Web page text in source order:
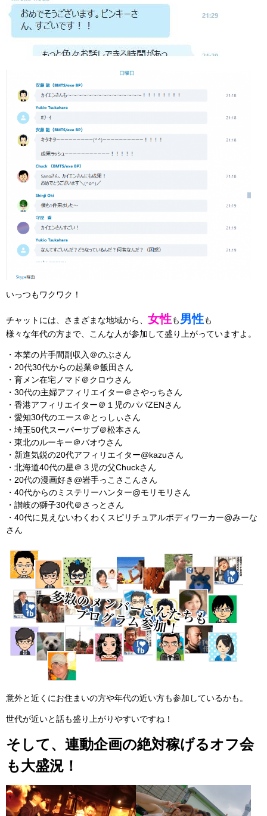
いっつもワクワク！
チャットには、さまざまな地域から、 女性も男性も
様々な年代の方まで、こんな人が参加して盛り上がっていますよ。
・本業の片手間副収入＠のぶさん
・20代30代からの起業＠飯田さん
・育メン在宅ノマド＠クロウさん
・30代の主婦アフィリエイター＠さやっちさん
・香港アフィリエイター＠１児のパパZENさん
・愛知30代のエース＠とっしぃさん
・埼玉50代スーパーサブ＠松本さん
・東北のルーキー＠バオウさん
・新進気鋭の20代アフィリエイター@kazuさん
・北海道40代の星＠３児の父Chuckさん
・20代の漫画好き@岩手っこさこんさん
・40代からのミステリーハンター@モリモリさん
・讃岐の獅子30代＠さっとさん
・40代に見えないわくわくスピリチュアルボディワーカー@みーな
さん
意外と近くにお住まいの方や年代の近い方も参加しているかも。
世代が近いと話も盛り上がりやすいですね！
そして、連動企画の絶対稼げるオフ会
も大盛況！